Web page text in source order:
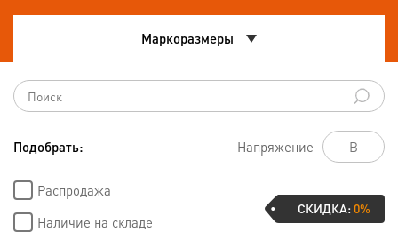
Маркоразмеры
Подобрать: Напряжение
Распродажа
Наличие на складе
СКИДКА:0%